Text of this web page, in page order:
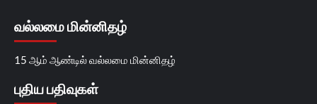
வல்லமை மின்னிதழ்
15 ஆம் ஆண்டில் வல்லமை மின்னிதழ்
புதிய பதிவுகள்